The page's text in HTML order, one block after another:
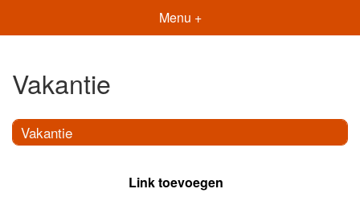
Menu +
Vakantie
Vakantie
Link toevoegen